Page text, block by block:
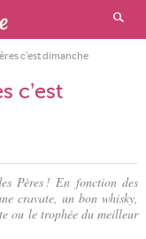
c’est dimanche
c’est
Pères ! En fonction des
cravate, un bon whisky,
ou le trophée du meilleur